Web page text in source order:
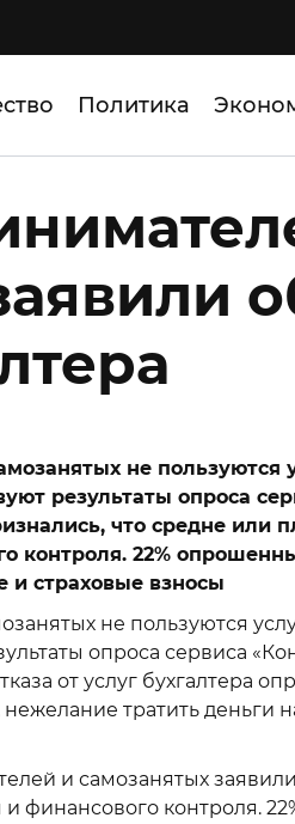
Политика
не пользуются
результаты опроса
что средне или
контроля. 22%
и страховые взносы
не пользуются
опроса сервиса
от услуг бухгалтера
тратить деньги
и самозанятых
финансового контроля.